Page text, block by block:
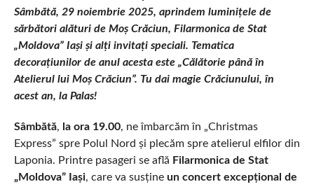
Sâmbătă, 29 noiembrie 2025, aprindem luminițele de
sărbători alături de Moș Crăciun, Filarmonica de Stat
„Moldova” Iași și alți invitați speciali. Tematica
decorațiunilor de anul acesta este „Călătorie până în
Atelierul lui Moș Crăciun”. Tu dai magie Crăciunului, în
acest an, la Palas!
Sâmbătă, la ora 19.00, ne îmbarcăm în „Christmas
Express” spre Polul Nord și plecăm spre atelierul elfilor din
Laponia. Printre pasageri se află Filarmonica de Stat
„Moldova” Iași, care va susține un concert excepțional de